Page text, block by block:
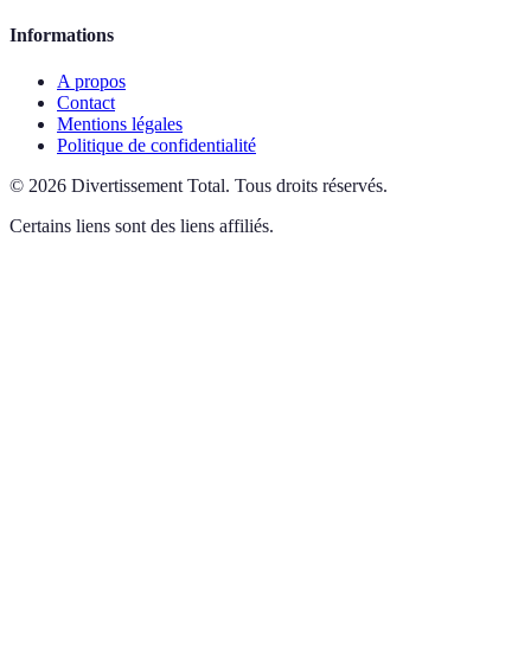
Informations
A propos
Contact
Mentions légales
Politique de confidentialité
© 2026 Divertissement Total. Tous droits réservés.
Certains liens sont des liens affiliés.